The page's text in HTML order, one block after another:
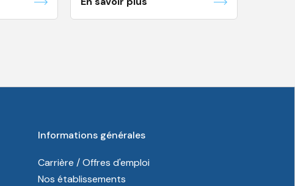
Informations générales
Carrière / Offres d'emploi
Nos établissements